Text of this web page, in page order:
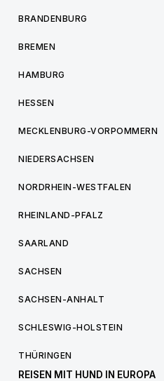
BRANDENBURG
BREMEN
HAMBURG
HESSEN
MECKLENBURG-VORPOMMERN
NIEDERSACHSEN
NORDRHEIN-WESTFALEN
RHEINLAND-PFALZ
SAARLAND
SACHSEN
SACHSEN-ANHALT
SCHLESWIG-HOLSTEIN
THÜRINGEN
REISEN MIT HUND IN EUROPA